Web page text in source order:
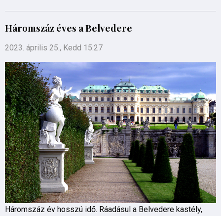
Háromszáz éves a Belvedere
2023. április 25., Kedd 15:27
Háromszáz év hosszú idő. Ráadásul a Belvedere kastély,